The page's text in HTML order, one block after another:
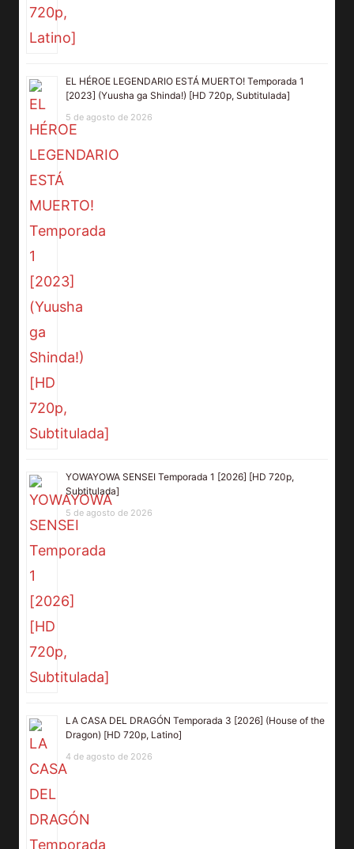
EL HÉROE LEGENDARIO ESTÁ MUERTO! Temporada 1
[2023] (Yuusha ga Shinda!) [HD 720p, Subtitulada]
5 de agosto de 2026
YOWAYOWA SENSEI Temporada 1 [2026] [HD 720p,
Subtitulada]
5 de agosto de 2026
LA CASA DEL DRAGÓN Temporada 3 [2026] (House of the
Dragon) [HD 720p, Latino]
4 de agosto de 2026